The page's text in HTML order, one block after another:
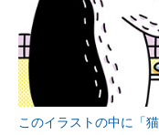
このイラストの中に「